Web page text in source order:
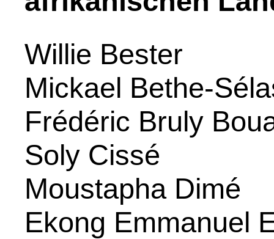
Willie Bester
Mickael Bethe-
Frédéric Bruly
Soly Cissé
Moustapha Dimé
Ekong Emmanuel